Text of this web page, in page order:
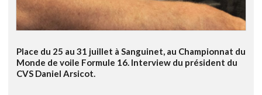
Place du 25 au 31 juillet à Sanguinet, au Championnat du
Monde de voile Formule 16. Interview du président du
CVS Daniel Arsicot.